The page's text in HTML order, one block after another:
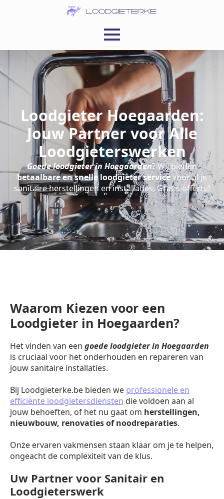
Loodgieter Hoegaarden:
Jouw Partner voor Alle
Loodgieterswerken
Goede loodgieter in Hoegaarden? Wij bieden
betaalbare en snelle loodgieter servicevoor al je
sanitaire herstellingen en installaties. Gratis offerte!
Waarom Kiezen voor een
Loodgieter in Hoegaarden?
Het vinden van een goede loodgieter in Hoegaarden
is cruciaal voor het onderhouden en repareren van
jouw sanitaire installaties.
Bij Loodgieterke.be bieden we professionele en
efficiënte loodgietersdiensten die voldoen aan al
jouw behoeften, of het nu gaat om herstellingen,
nieuwbouw, renovaties of noodreparaties.
Onze ervaren vakmensen staan klaar om je te helpen,
ongeacht de complexiteit van de klus.
Uw Partner voor Sanitair en
Loodgieterswerk